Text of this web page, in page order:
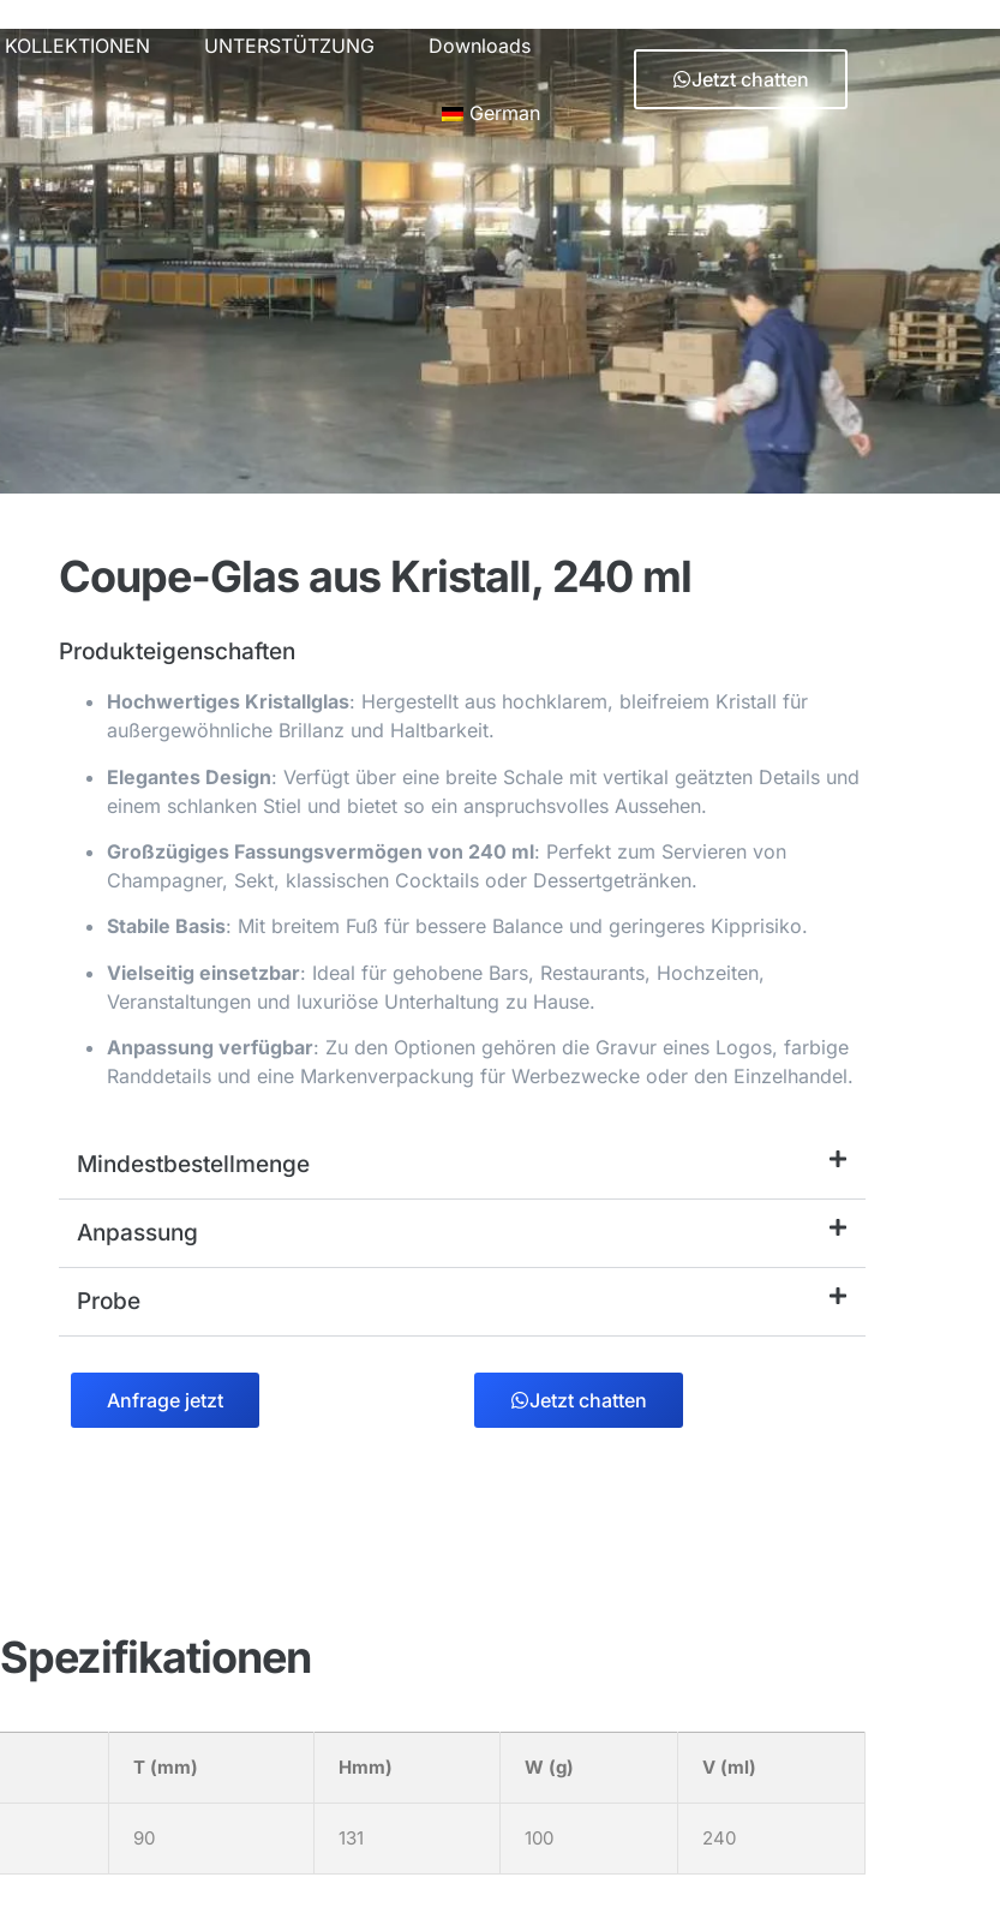
KOLLEKTIONEN UNTERSTÜTZUNG Downloads
German
Jetzt chatten
Coupe-Glas aus Kristall, 240 ml
Produkteigenschaften
Hochwertiges Kristallglas: Hergestellt aus hochklarem, bleifreiem Kristall für
außergewöhnliche Brillanz und Haltbarkeit.
Elegantes Design: Verfügt über eine breite Schale mit vertikal geätzten Details und
einem schlanken Stiel und bietet so ein anspruchsvolles Aussehen.
Großzügiges Fassungsvermögen von 240 ml: Perfekt zum Servieren von
Champagner, Sekt, klassischen Cocktails oder Dessertgetränken.
Stabile Basis: Mit breitem Fuß für bessere Balance und geringeres Kipprisiko.
Vielseitig einsetzbar: Ideal für gehobene Bars, Restaurants, Hochzeiten,
Veranstaltungen und luxuriöse Unterhaltung zu Hause.
Anpassung verfügbar: Zu den Optionen gehören die Gravur eines Logos, farbige
Randdetails und eine Markenverpackung für Werbezwecke oder den Einzelhandel.
Mindestbestellmenge
Anpassung
Probe
Anfrage jetzt Jetzt chatten
Spezifikationen
T (mm) Hmm) W (g) V (ml)
90 131 100 240